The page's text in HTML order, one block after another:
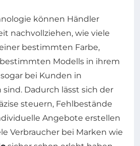
können Händler
nachvollziehen, wie viele
bestimmten Farbe,
Modells in ihrem
bei Kunden in
Dadurch lässt sich der
steuern, Fehlbestände
Angebote erstellen
Verbraucher bei Marken wie